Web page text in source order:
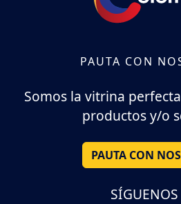
PAUTA CON
Somos la vitrina
productos y/o
PAUTA CON
SÍGUENOS